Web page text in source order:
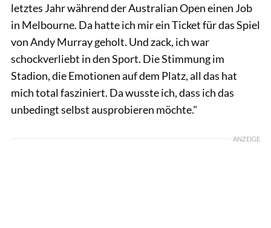
letztes Jahr während der Australian Open einen Job
in Melbourne. Da hatte ich mir ein Ticket für das Spiel
von Andy Murray geholt. Und zack, ich war
schockverliebt in den Sport. Die Stimmung im
Stadion, die Emotionen auf dem Platz, all das hat
mich total fasziniert. Da wusste ich, dass ich das
unbedingt selbst ausprobieren möchte."
ANZEIGE